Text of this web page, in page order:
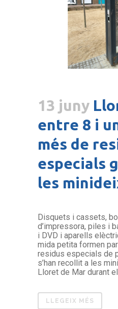
13 juny
entre 8 i
més de
especials
les
Disquets i cassets,
d’impressora, piles i
i DVD i aparells
mida petita formen
residus especials de
s’han recollit a les
Lloret de Mar durant
LLEGEIX MÉS